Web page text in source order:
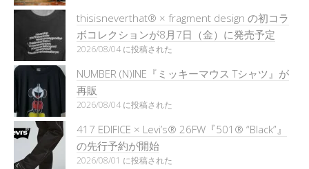
thisisneverthat® × fragment design の初コラ
ボコレクションが8月7日（金）に発売予定
2026/08/04 に投稿された
NUMBER (N)INE『ミッキーマウス Tシャツ』が
再販
2026/08/04 に投稿された
417 EDIFICE × Levi’s® 26FW『501®︎ “Black”』
の先行予約が開始
2026/08/01 に投稿された